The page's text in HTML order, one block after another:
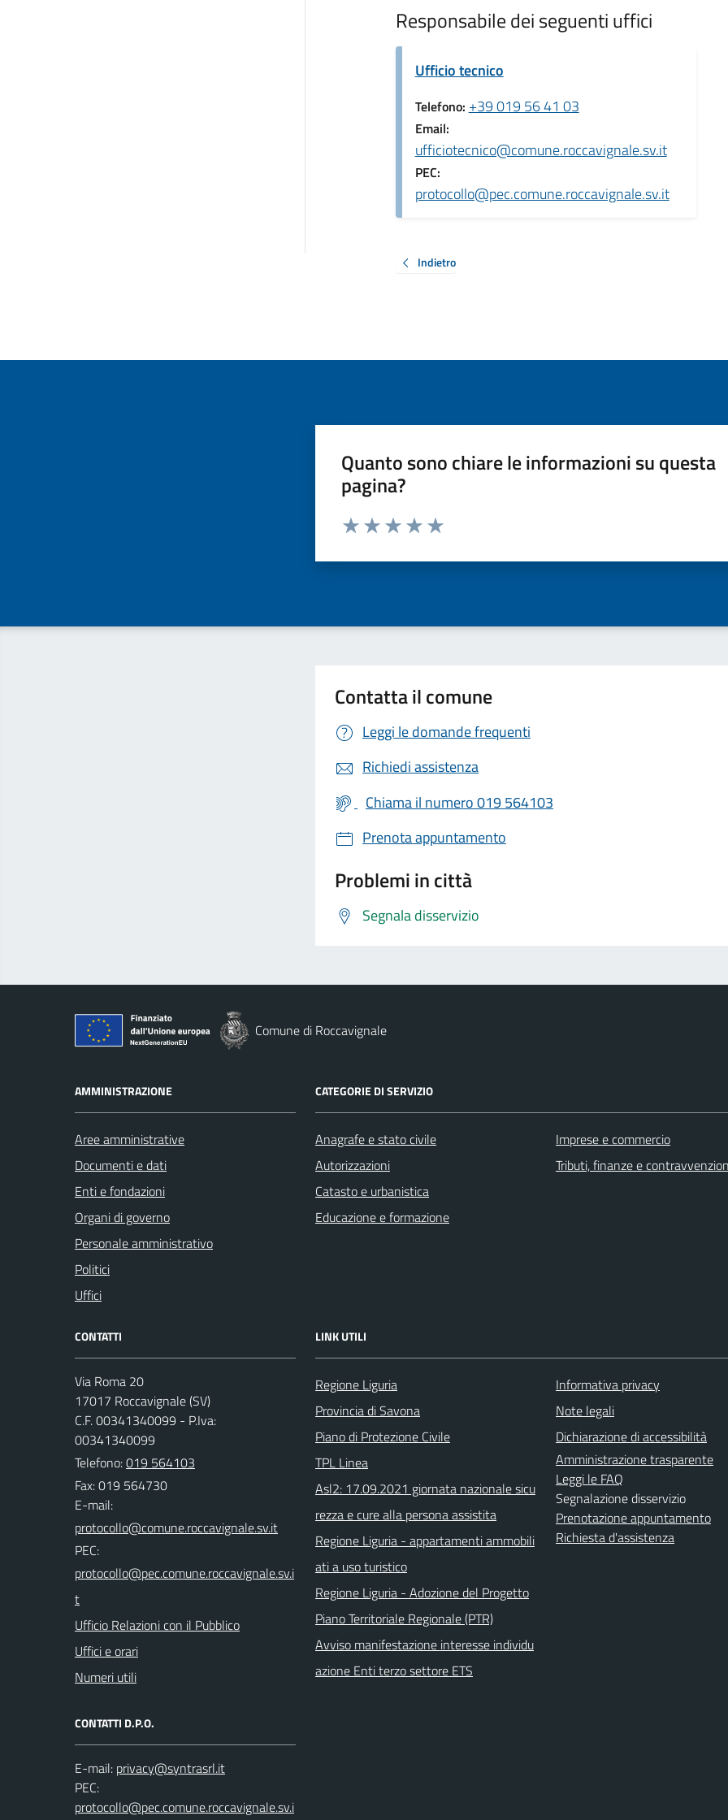
Responsabile dei seguenti uffici
Ufficio tecnico
Telefono: +39 019 56 41 03
Email:
ufficiotecnico@comune.roccavignale.sv.it
PEC:
protocollo@pec.comune.roccavignale.sv.it
Indietro
Quanto sono chiare le informazioni su questa
pagina?
Valuta da 1 a 5 stelle la pagina
Contatta il comune
Leggi le domande frequenti
Richiedi assistenza
Chiama il numero 019 564103
Prenota appuntamento
Problemi in città
Segnala disservizio
Comune di Roccavignale
AMMINISTRAZIONE
Aree amministrative
Documenti e dati
Enti e fondazioni
Organi di governo
Personale amministrativo
Politici
Uffici
CATEGORIE DI SERVIZIO
Anagrafe e stato civile
Autorizzazioni
Catasto e urbanistica
Educazione e formazione
Imprese e commercio
Tributi, finanze e
CONTATTI
Via Roma 20
17017 Roccavignale (SV)
C.F. 00341340099 - P.Iva:
00341340099
Telefono:019 564103
Fax: 019 564730
E-mail:
PEC:
Ufficio Relazioni con il Pubblico
Uffici e orari
Numeri utili
CONTATTI D.P.O.
E-mail:
PEC:
LINK UTILI
Regione Liguria
Provincia di Savona
Piano di Protezione Civile
TPL Linea
Asl2: 17.09.2021 giornata nazionale sicu
rezza e cure alla persona assistita
Regione Liguria - appartamenti ammobili
ati a uso turistico
Regione Liguria - Adozione del Progetto
Piano Territoriale Regionale (PTR)
Avviso manifestazione interesse individu
azione Enti terzo settore ETS
Informativa privacy
Note legali
Dichiarazione di accessibilità
Amministrazione trasparente
Leggi le FAQ
Segnalazione disservizio
Prenotazione appuntamento
Richiesta d'assistenza